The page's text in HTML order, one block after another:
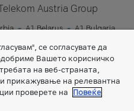
Austria Group
A1 Belarus
A1 Bulgaria
A1 Digital
се согласувате да
Вашето корисничко
на веб-страната,
прикажување на релевантна
проверете на
Повеќе